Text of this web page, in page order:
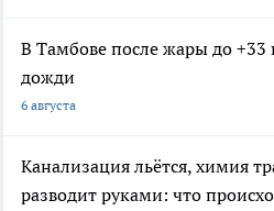
В Тамбове после жары до +33
дожди
6 августа
Канализация льётся, химия
разводит руками: что